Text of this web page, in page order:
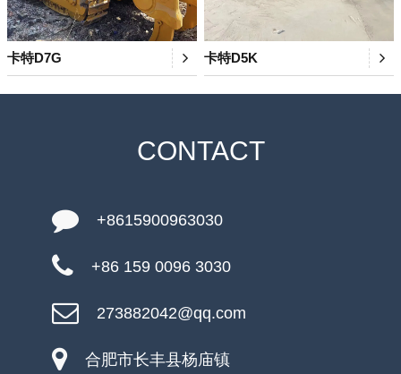
卡特D7G 卡特D5K
CONTACT
+8615900963030
+86 159 0096 3030
273882042@qq.com
合肥市长丰县杨庙镇